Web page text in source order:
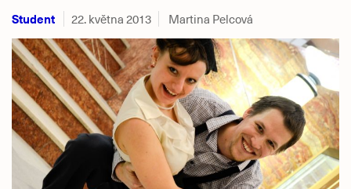
Student 22. května 2013 Martina Pelcová